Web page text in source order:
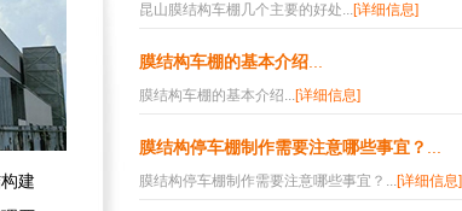
建
昆山膜结构车棚几个主要的好处...[详细信息]
膜结构车棚的基本介绍
膜结构车棚的基本介绍...[详细信息]
膜结构停车棚制作需要注意哪些事宜？
膜结构停车棚制作需要注意哪些事宜？...[详细信息]